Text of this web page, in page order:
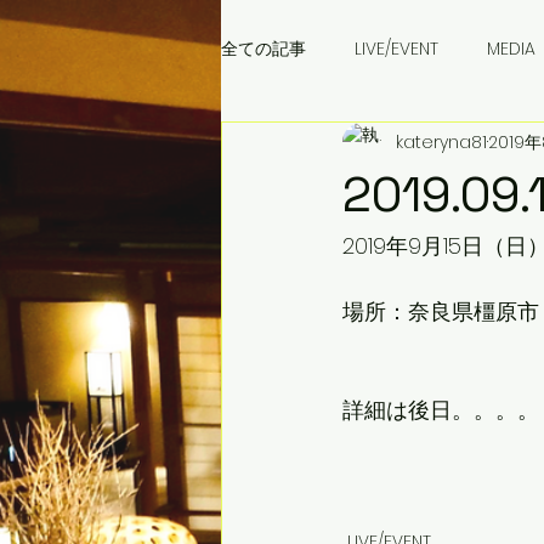
全ての記事 LIVE/EVENT MEDIA
成田音楽学校 ウクライナ料
kateryna812019
2019年9月15日（日
場所：奈良県橿原
詳細は後日。。。。